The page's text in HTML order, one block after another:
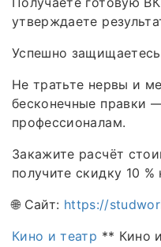
утверждаете
Успешно
Не тратьте нервы и
бесконечные правки
профессионалам.
Закажите расчёт
получите скидку 10
🌐 Сайт: https://
Кино и театр ** Кино